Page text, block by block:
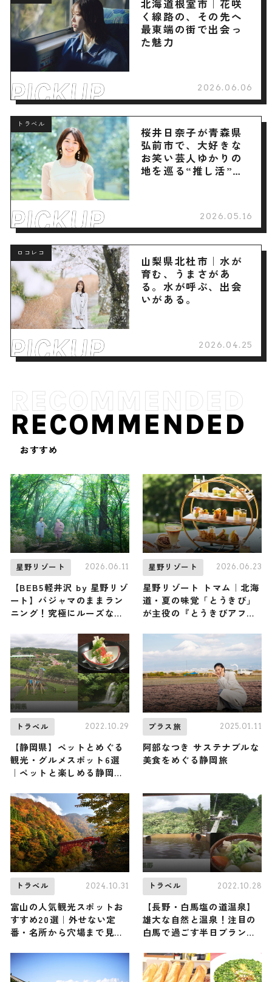
北海道根室市｜花咲
く線路の、その先へ
最東端の街で出会っ
た魅力
2026.06.06
トラベル
桜井日奈子が青森県
弘前市で、大好きな
お笑い芸人ゆかりの
地を巡る“推し活”旅
2026.05.16
ロコレコ
山梨県北杜市｜水が
育む、うまさがあ
る。水が呼ぶ、出会
いがある。
2026.04.25
RECOMMENDED
おすすめ
星野リゾート 2026.06.11
【BEB5軽井沢 by 星野リゾ
ート】パジャマのままラン
ニング！究極にルーズな
『BEBパジャ旅ラン』が新
登場！
星野リゾート 2026.06.23
星野リゾート トマム｜北海
道・夏の味覚「とうきび」
が主役の『とうきびアフタ
ファンなら絶対見逃せない
とうきび尽くしの旅
トラベル 2022.10.29
【静岡県】ペットとめぐる
観光・グルメスポット6選
｜ペットと楽しめる静岡旅
プラス旅 2025.01.11
阿部なつき サステナブルな
美食をめぐる静岡旅
トラベル 2024.10.31
富山の人気観光スポットお
すすめ20選｜外せない定
番・名所から穴場まで見ど
トラベル 2022.10.28
【長野・白馬塩の道温泉】
雄大な自然と温泉！注目の
白馬で過ごす半日プランを